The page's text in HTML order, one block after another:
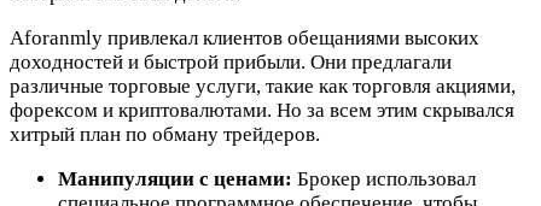
Aforanmly привлекал клиентов обещаниями высоких
доходностей и быстрой прибыли. Они предлагали
различные торговые услуги, такие как торговля акциями,
форексом и криптовалютами. Но за всем этим скрывался
хитрый план по обману трейдеров.
Манипуляции с ценами: Брокер использовал